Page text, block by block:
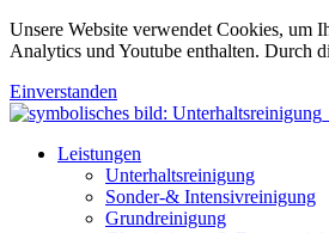
Unsere Website verwendet Cookies, um
Analytics und Youtube enthalten. Durch
Einverstanden
Leistungen
Unterhaltsreinigung
Sonder-& Intensivreinigung
Grundreinigung